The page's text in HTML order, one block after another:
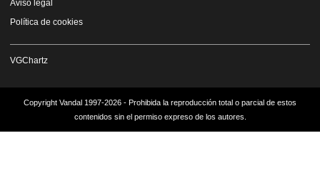
Aviso legal
Política de cookies
VGChartz
Copyright Vandal 1997-2026 - Prohibida la reproducción total o parcial de estos
contenidos sin el permiso expreso de los autores.